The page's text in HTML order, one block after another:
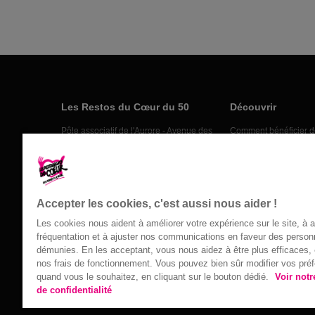
Les Restos du Cœur du 50
Pôle associatif de l'Aurore - Avenue des
50000 Saint-Lô
07 86 75 54 58
Nous contacter
Découvrir
Comment bénéficier
Confidentialité |Accessibilité : non conforme | Mentions légales |
Accepter les cookies, c'est aussi nous aider !
Les cookies nous aident à améliorer votre expérience sur le site, à
fréquentation et à ajuster nos communications en faveur des
démunies. En les acceptant, vous nous aidez à être plus efficaces,
nos frais de fonctionnement. Vous pouvez bien sûr modifier vos
quand vous le souhaitez, en cliquant sur le bouton dédié.
Voir
de confidentialité